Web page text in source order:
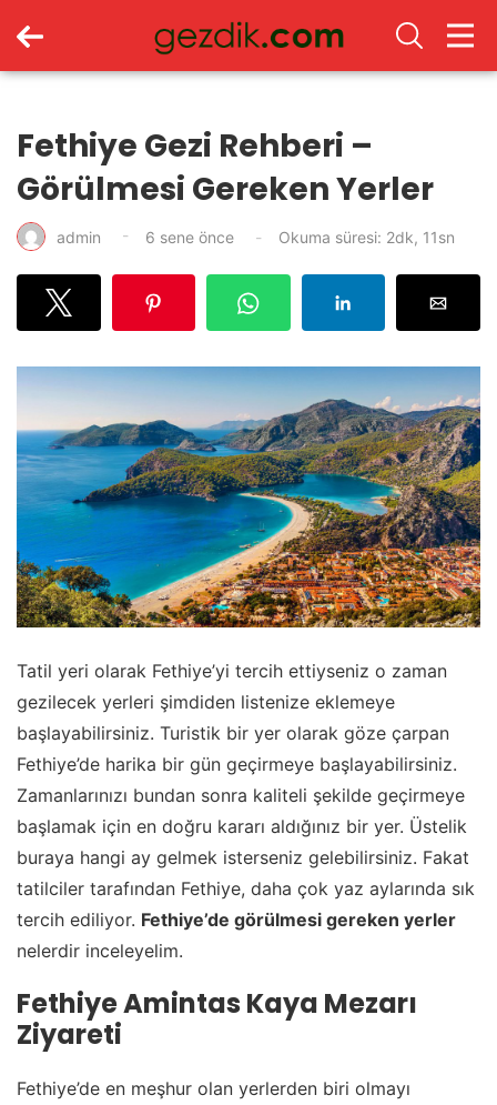
Fethiye Gezi Rehberi –
Görülmesi Gereken Yerler
admin 6 sene önce Okuma süresi: 2dk, 11sn
Tatil yeri olarak Fethiye’yi tercih ettiyseniz o zaman
gezilecek yerleri şimdiden listenize eklemeye
başlayabilirsiniz. Turistik bir yer olarak göze çarpan
Fethiye’de harika bir gün geçirmeye başlayabilirsiniz.
Zamanlarınızı bundan sonra kaliteli şekilde geçirmeye
başlamak için en doğru kararı aldığınız bir yer. Üstelik
buraya hangi ay gelmek isterseniz gelebilirsiniz. Fakat
tatilciler tarafından Fethiye, daha çok yaz aylarında sık
tercih ediliyor. Fethiye’de görülmesi gereken yerler
nelerdir inceleyelim.
Fethiye Amintas Kaya Mezarı
Ziyareti
Fethiye’de en meşhur olan yerlerden biri olmayı